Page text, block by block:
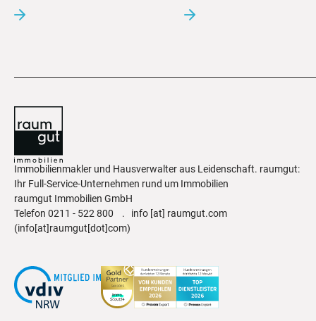
Immobilienmakler und Hausverwalter aus Leidenschaft. raumgut:
Ihr Full-Service-Unternehmen rund um Immobilien
raumgut Immobilien GmbH
Telefon 0211 - 522 800 . info [at] raumgut.com
(info[at]raumgut[dot]com)